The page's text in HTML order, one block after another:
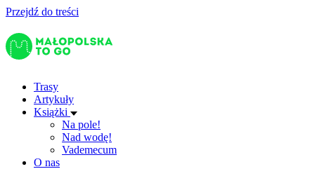
Przejdź do treści
Trasy
Artykuły
Książki
Na pole!
Nad wodę!
Vademecum
O nas